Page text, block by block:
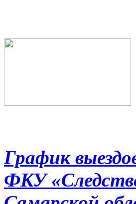
График
ФКУ